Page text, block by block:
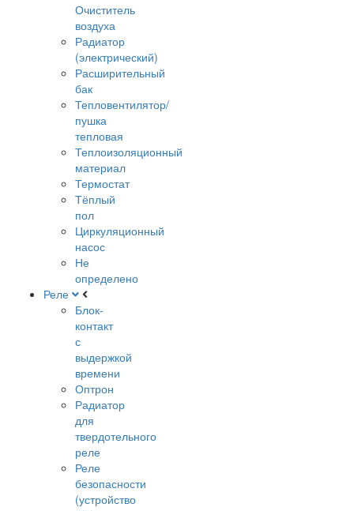
Очиститель
воздуха
Радиатор
(электрический)
Расширительный
бак
Тепловентилятор/
пушка
тепловая
Теплоизоляционный
материал
Термостат
Тёплый
пол
Циркуляционный
насос
Не
определено
Реле
Блок-
контакт
с
выдержкой
времени
Оптрон
Радиатор
для
твердотельного
реле
Реле
безопасности
(устройство